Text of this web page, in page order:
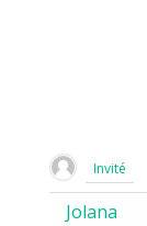
Invité
Jolana